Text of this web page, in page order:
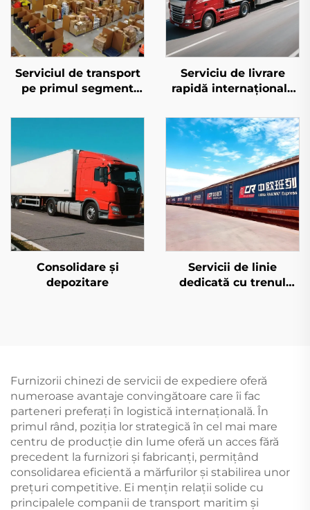
Serviciul de transport
pe primul segment
Serviciu de livrare
rapidă internațională
Consolidare și
depozitare
Servicii de linie
dedicată cu trenul
Furnizorii chinezi de servicii de expediere oferă
numeroase avantaje convingătoare care îi fac
parteneri preferați în logistică internațională. În
primul rând, poziția lor strategică în cel mai mare
centru de producție din lume oferă un acces fără
precedent la furnizori și fabricanți, permițând
consolidarea eficientă a mărfurilor și stabilirea unor
prețuri competitive. Ei mențin relații solide cu
principalele companii de transport maritim și